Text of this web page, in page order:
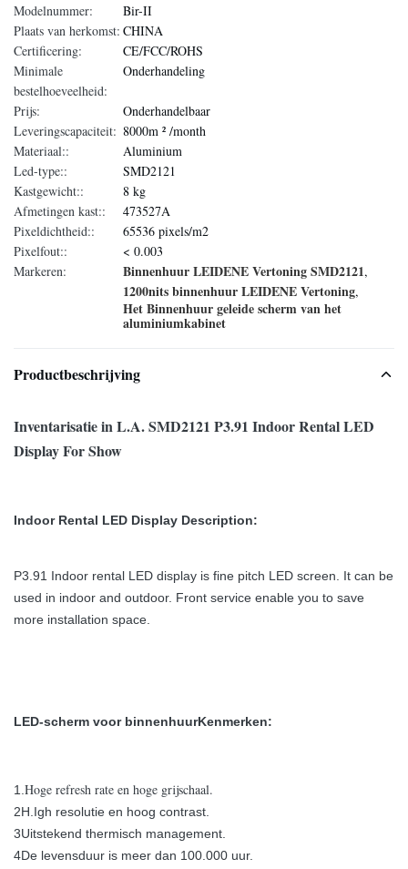
Modelnummer:
Bir-II
Plaats van herkomst: CHINA
Certificering:
CE/FCC/ROHS
Minimale
bestelhoeveelheid:
Onderhandeling
Prijs:
Onderhandelbaar
Leveringscapaciteit: 8000m ² /month
Materiaal::
Aluminium
Led-type::
SMD2121
Kastgewicht::
8 kg
Afmetingen kast::
473527A
Pixeldichtheid::
65536 pixels/m2
Pixelfout::
< 0.003
Markeren:
Binnenhuur LEIDENE Vertoning SMD2121,
1200nits binnenhuur LEIDENE Vertoning,
Het Binnenhuur geleide scherm van het
aluminiumkabinet
Productbeschrijving
Inventarisatie in L.A. SMD2121 P3.91 Indoor Rental LED
Display For Show
Indoor Rental LED Display Description:
P3.91 Indoor rental LED display is fine pitch LED screen. It can be
used in indoor and outdoor. Front service enable you to save
more installation space.
LED-scherm voor binnenhuurKenmerken:
1. Hoge refresh rate en hoge grijschaal.
2H. Igh resolutie en hoog contrast.
3Uitstekend thermisch management.
4De levensduur is meer dan 100.000 uur.